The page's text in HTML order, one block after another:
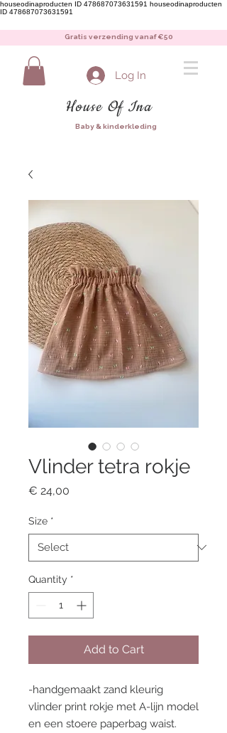
houseodinaproducten ID 478687073631591 houseodinaproducten
ID 478687073631591
Gratis verzending vanaf €50
Log In
House Of Ina
Baby & kinderkleding
Vlinder tetra rokje
€ 24,00
Size *
Quantity *
Add to Cart
-handgemaakt zand kleurig
vlinder print rokje met A-lijn model
en een stoere paperbag waist.